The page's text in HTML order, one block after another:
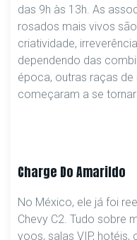
das 9h às 13h. As
rosados mais vivos
criatividade,
dependendo das
época, outras raças
começaram a se
Charge Do Amarildo
No México, ele já foi
Chevy C2. Tudo sobre
voos, salas VIP,